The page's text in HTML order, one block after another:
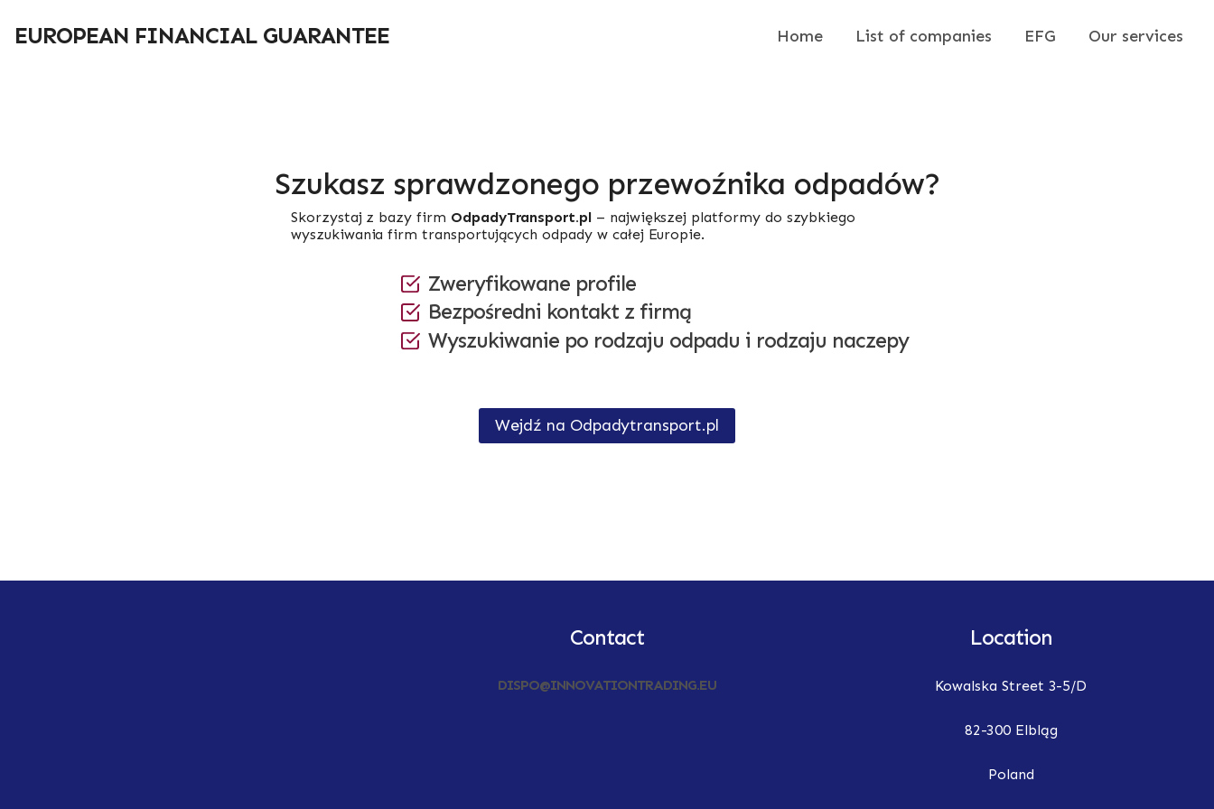
treści
EUROPEAN FINANCIAL GUARANTEE Home List of companies EFG Our services
Szukasz sprawdzonego przewoźnika odpadów?
Skorzystaj z bazy firm OdpadyTransport.pl– największej platformy do szybkiego
wyszukiwania firm transportujących odpady w całej Europie.
Zweryfikowane profile
Bezpośredni kontakt z firmą
Wyszukiwanie po rodzaju odpadu i rodzaju naczepy
Wejdź na Odpadytransport.pl
Contact
DISPO@INNOVATIONTRADING.EU
Location
Kowalska Street 3-5/D
82-300 Elbląg
Poland